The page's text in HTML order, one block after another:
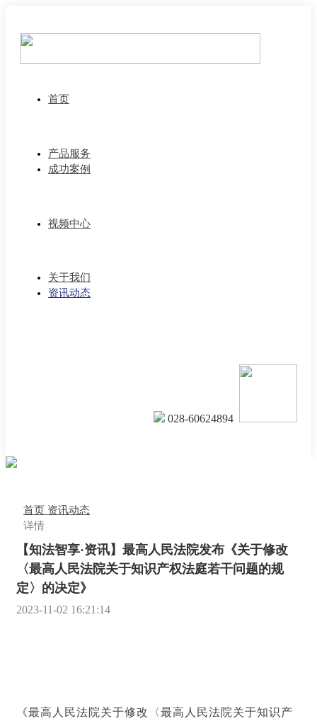
首页
产品服务
成功案例
视频中心
关于我们
资讯动态
028-60624894
首页 资讯动态
详情
【知法智享·资讯】最高人民法院发布《关于修改
〈最高人民法院关于知识产权法庭若干问题的规
定〉的决定》
2023-11-02 16:21:14
《最高人民法院关于修改〈最高人民法院关于知识产